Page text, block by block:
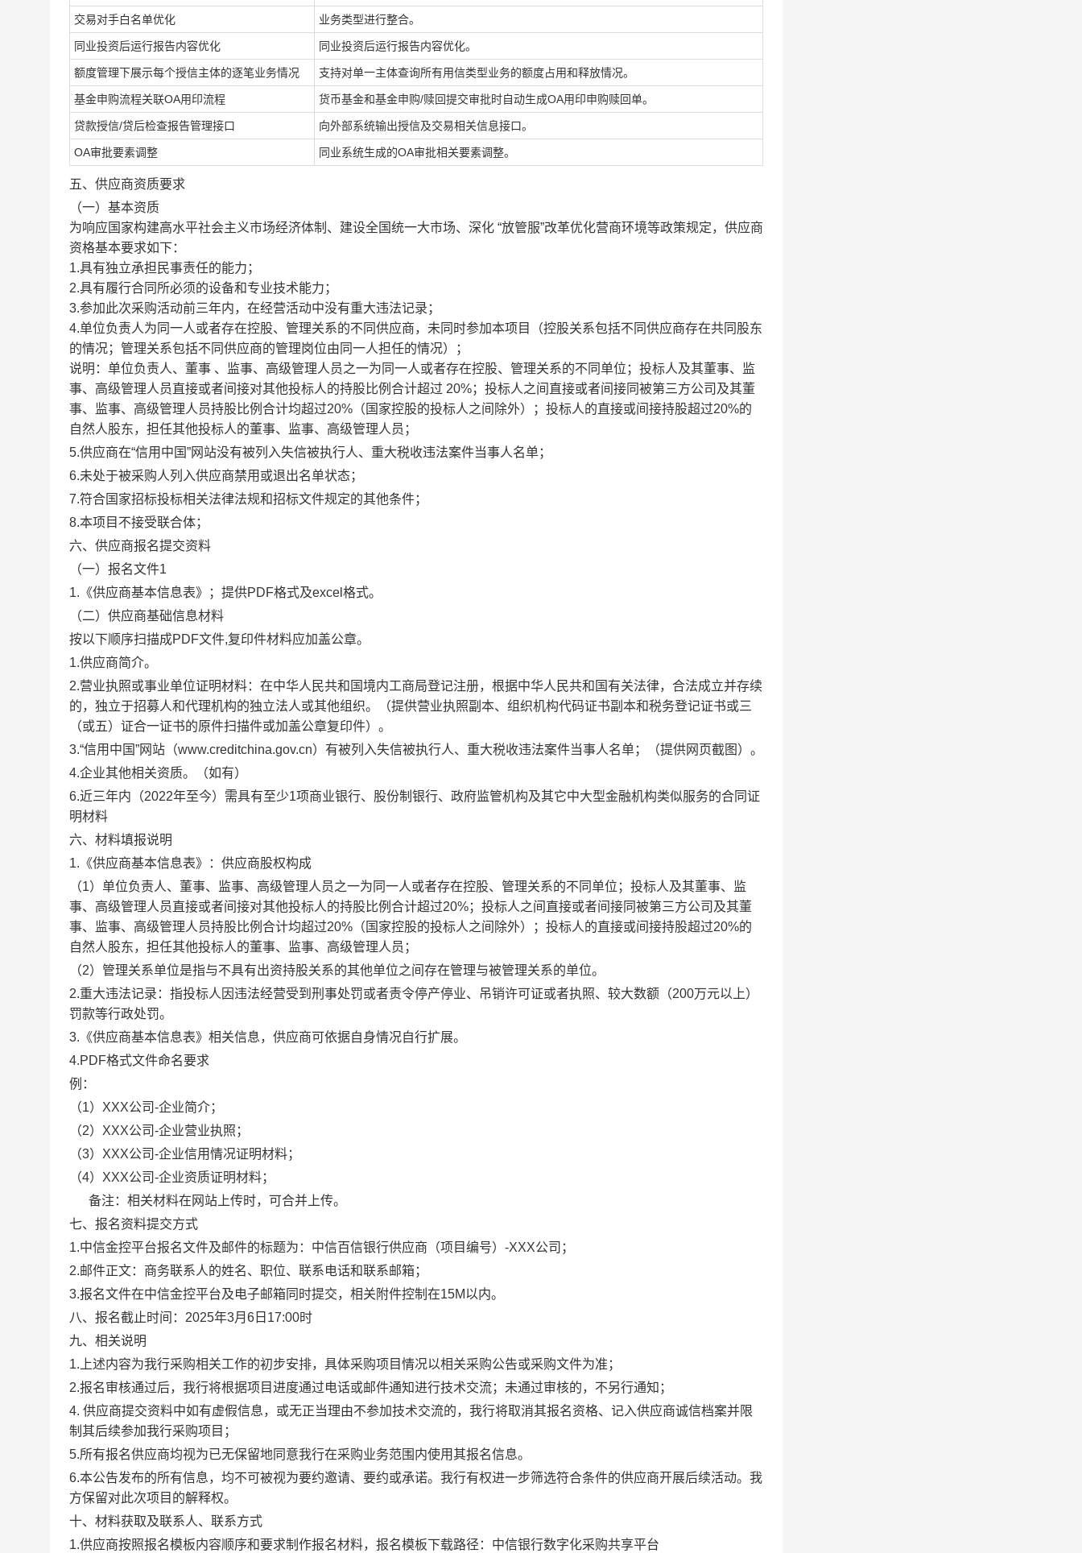
交易对手白名单优化 业务类型进行整合。
同业投资后运行报告内容优化 同业投资后运行报告内容优化。
额度管理下展示每个授信主体的逐笔业务情况 支持对单一主体查询所有用信类型业务的额度占用和释放情况。
基金申购流程关联OA用印流程 货币基金和基金申购/赎回提交审批时自动生成OA用印申购赎回单。
贷款授信/贷后检查报告管理接口 向外部系统输出授信及交易相关信息接口。
OA审批要素调整 同业系统生成的OA审批相关要素调整。
五、供应商资质要求
（一）基本资质
为响应国家构建高水平社会主义市场经济体制、建设全国统一大市场、深化 “放管服”改革优化营商环境等政策规定，供应商
资格基本要求如下：
1.具有独立承担民事责任的能力；
2.具有履行合同所必须的设备和专业技术能力；
3.参加此次采购活动前三年内，在经营活动中没有重大违法记录；
4.单位负责人为同一人或者存在控股、管理关系的不同供应商，未同时参加本项目（控股关系包括不同供应商存在共同股东
的情况；管理关系包括不同供应商的管理岗位由同一人担任的情况）；
说明：单位负责人、董事 、监事、高级管理人员之一为同一人或者存在控股、管理关系的不同单位；投标人及其董事、监
事、高级管理人员直接或者间接对其他投标人的持股比例合计超过 20%；投标人之间直接或者间接同被第三方公司及其董
事、监事、高级管理人员持股比例合计均超过20%（国家控股的投标人之间除外）；投标人的直接或间接持股超过20%的
自然人股东，担任其他投标人的董事、监事、高级管理人员；
5.供应商在“信用中国”网站没有被列入失信被执行人、重大税收违法案件当事人名单；
6.未处于被采购人列入供应商禁用或退出名单状态；
7.符合国家招标投标相关法律法规和招标文件规定的其他条件；
8.本项目不接受联合体；
六、供应商报名提交资料
（一）报名文件1
1.《供应商基本信息表》；提供PDF格式及excel格式。
（二）供应商基础信息材料
按以下顺序扫描成PDF文件,复印件材料应加盖公章。
1.供应商简介。
2.营业执照或事业单位证明材料：在中华人民共和国境内工商局登记注册，根据中华人民共和国有关法律，合法成立并存续
的，独立于招募人和代理机构的独立法人或其他组织。（提供营业执照副本、组织机构代码证书副本和税务登记证书或三
（或五）证合一证书的原件扫描件或加盖公章复印件）。
3.“信用中国”网站（www.creditchina.gov.cn）有被列入失信被执行人、重大税收违法案件当事人名单；（提供网页截图）。
4.企业其他相关资质。（如有）
6.近三年内（2022年至今）需具有至少1项商业银行、股份制银行、政府监管机构及其它中大型金融机构类似服务的合同证
明材料
六、材料填报说明
1.《供应商基本信息表》：供应商股权构成
（1） 单位负责人、董事、监事、高级管理人员之一为同一人或者存在控股、管理关系的不同单位；投标人及其董事、监
事、高级管理人员直接或者间接对其他投标人的持股比例合计超过20%；投标人之间直接或者间接同被第三方公司及其董
事、监事、高级管理人员持股比例合计均超过20%（国家控股的投标人之间除外）；投标人的直接或间接持股超过20%的
自然人股东，担任其他投标人的董事、监事、高级管理人员；
（2）管理关系单位是指与不具有出资持股关系的其他单位之间存在管理与被管理关系的单位。
2.重大违法记录：指投标人因违法经营受到刑事处罚或者责令停产停业、吊销许可证或者执照、较大数额（200万元以上）
罚款等行政处罚。
3. 《供应商基本信息表》相关信息，供应商可依据自身情况自行扩展。
4.PDF格式文件命名要求
例：
（1）XXX公司-企业简介；
（2）XXX公司-企业营业执照；
（3）XXX公司-企业信用情况证明材料；
（4）XXX公司-企业资质证明材料；
备注：相关材料在网站上传时，可合并上传。
七、报名资料提交方式
1.中信金控平台报名文件及邮件的标题为： 中信百信银行供应商（项目编号） -XXX公司 ；
2.邮件正文：商务联系人的姓名、职位、联系电话和联系邮箱；
3.报名文件在中信金控平台及电子邮箱同时提交，相关附件控制在15M以内。
八、报名截止时间： 2025年3月 6 日 17:00时
九、相关说明
1.上述内容为我行采购相关工作的初步安排，具体采购项目情况以相关采购公告或采购文件为准；
2.报名审核通过后，我行将根据项目进度通过电话或邮件通知进行技术交流；未通过审核的，不另行通知；
4. 供应商提交资料中如有虚假信息，或无正当理由不参加技术交流的，我行将取消其报名资格、记入供应商诚信档案并限
制其后续参加我行采购项目；
5.所有报名供应商均视为已无保留地同意我行在采购业务范围内使用其报名信息。
6.本公告发布的所有信息，均不可被视为要约邀请、要约或承诺。我行有权进一步筛选符合条件的供应商开展后续活动。我
方保留对此次项目的解释权。
十、材料获取及联系人、联系方式
1.供应商按照报名模板内容顺序和要求制作报名材料，报名模板下载路径：中信银行数字化采购共享平台